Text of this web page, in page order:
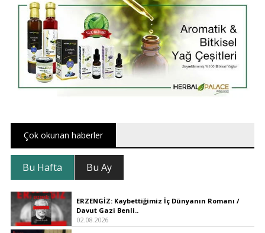
Çok okunan haberler
Bu Hafta Bu Ay
ERZENGİZ: Kaybettiğimiz İç Dünyanın Romanı /
Davut Gazi Benli..
02.08.2026